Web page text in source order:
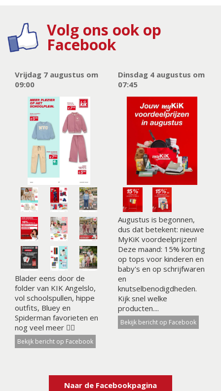
Volg ons ook op
Facebook
Vrijdag 7 augustus om
09:00
Blader eens door de
folder van KIK Angelslo,
vol schoolspullen, hippe
outfits, Bluey en
Spiderman favorieten en
nog veel meer 👉🏼
Bekijk bericht op Facebook
Dinsdag 4 augustus om
07:45
Augustus is begonnen,
dus dat betekent: nieuwe
MyKiK voordeelprijzen!
Deze maand: 15% korting
op tops voor kinderen en
baby's en op schrijfwaren
en
knutselbenodigdheden.
Kijk snel welke
producten....
Bekijk bericht op Facebook
Naar de Facebookpagina